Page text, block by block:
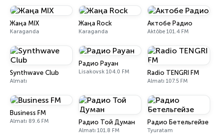
Жаңа MIX
Karaganda
Жаңа Rock
Karaganda
Актобе Радио
Aktöbe 101.4 FM
Synthwave Club
Almatı
Радио Рауан
Lisakovsk 104.0 FM Radio TENGRI FM
Almatı 107.5 FM
Business FM
Almatı 89.6 FM Радио Той Думан
Almatı 101.8 FM
Радио Бетельгейзе
Tyuratam